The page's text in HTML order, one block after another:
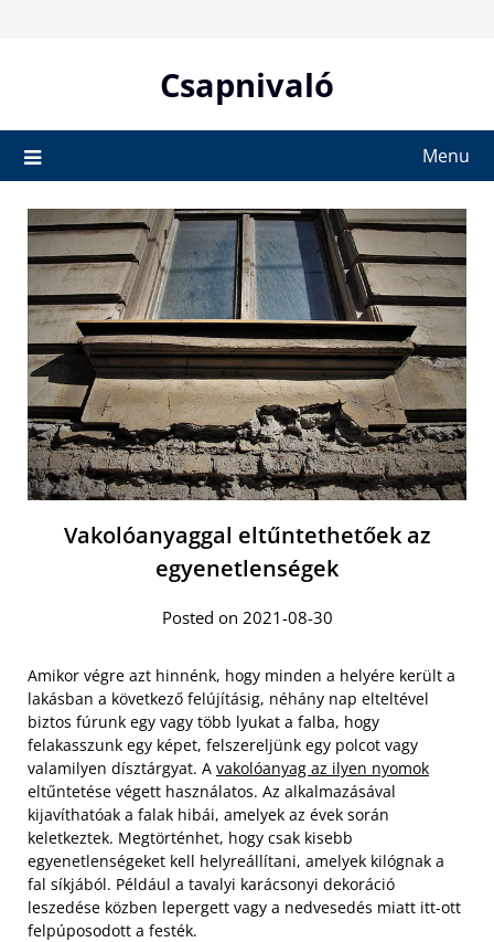
Csapnivaló
Menu
Vakolóanyaggal eltűntethetőek az
egyenetlenségek
Posted on 2021-08-30
Amikor végre azt hinnénk, hogy minden a helyére került a
lakásban a következő felújításig, néhány nap elteltével
biztos fúrunk egy vagy több lyukat a falba, hogy
felakasszunk egy képet, felszereljünk egy polcot vagy
valamilyen dísztárgyat. A vakolóanyag az ilyen nyomok
eltűntetése végett használatos. Az alkalmazásával
kijavíthatóak a falak hibái, amelyek az évek során
keletkeztek. Megtörténhet, hogy csak kisebb
egyenetlenségeket kell helyreállítani, amelyek kilógnak a
fal síkjából. Például a tavalyi karácsonyi dekoráció
leszedése közben lepergett vagy a nedvesedés miatt itt-ott
felpúposodott a festék.